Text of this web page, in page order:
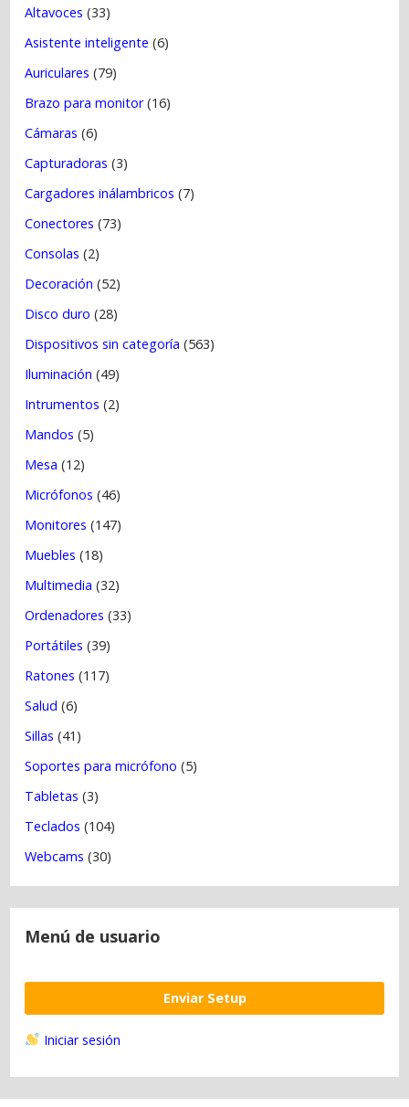
Altavoces (33)
Asistente inteligente (6)
Auriculares (79)
Brazo para monitor(16)
Cámaras (6)
Capturadoras (3)
Cargadores inálambricos (7)
Conectores (73)
Consolas (2)
Decoración (52)
Disco duro (28)
Dispositivos sin categoría (563)
Iluminación (49)
Intrumentos (2)
Mandos (5)
Mesa (12)
Micrófonos (46)
Monitores (147)
Muebles (18)
Multimedia (32)
Ordenadores (33)
Portátiles (39)
Ratones (117)
Salud (6)
Sillas (41)
Soportes para micrófono (5)
Tabletas (3)
Teclados (104)
Webcams (30)
Menú de usuario
Enviar Setup
Iniciar sesión